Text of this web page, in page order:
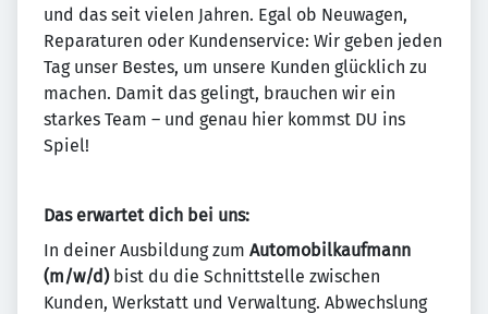
und das seit vielen Jahren. Egal ob Neuwagen,
Reparaturen oder Kundenservice: Wir geben jeden
Tag unser Bestes, um unsere Kunden glücklich zu
machen. Damit das gelingt, brauchen wir ein
starkes Team – und genau hier kommst DU ins
Spiel!
Das erwartet dich bei uns:
In deiner Ausbildung zum Automobilkaufmann
(m/w/d)bist du die Schnittstelle zwischen
Kunden, Werkstatt und Verwaltung. Abwechslung